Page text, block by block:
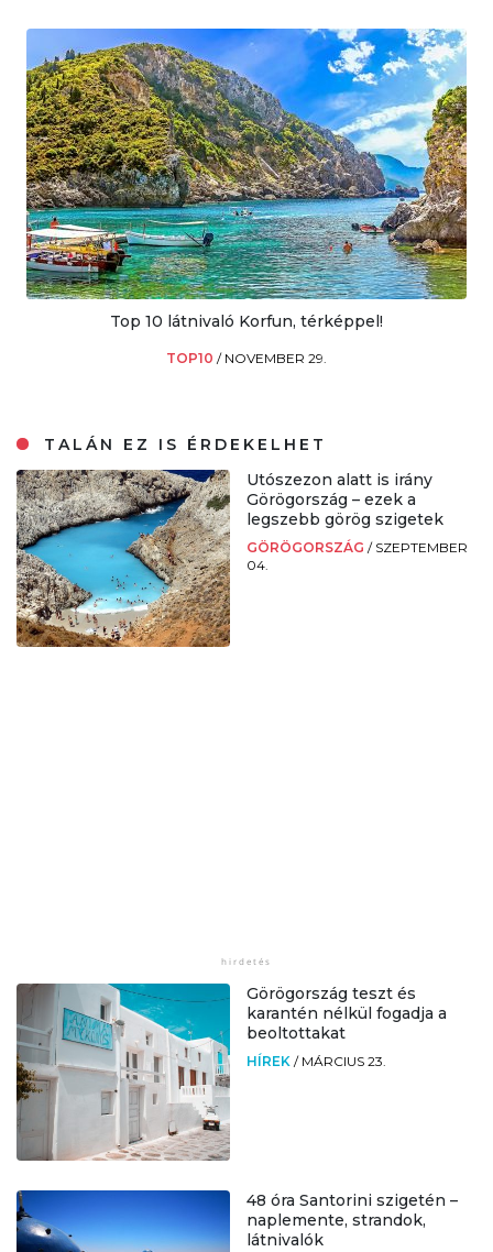
Top 10 látnivaló Korfun, térképpel!
TOP10 / NOVEMBER 29.
TALÁN EZ IS ÉRDEKELHET
Utószezon alatt is irány
Görögország – ezek a
legszebb görög szigetek
GÖRÖGORSZÁG / SZEPTEMBER
04.
Görögország teszt és
karantén nélkül fogadja a
beoltottakat
HÍREK / MÁRCIUS 23.
48 óra Santorini szigetén –
naplemente, strandok,
látnivalók